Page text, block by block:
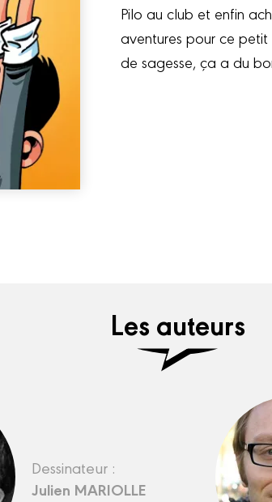
Pilo au club et enfin
aventures pour ce
de sagesse, ça a du
Les auteurs
Dessinateur :
Julien MARIOLLE